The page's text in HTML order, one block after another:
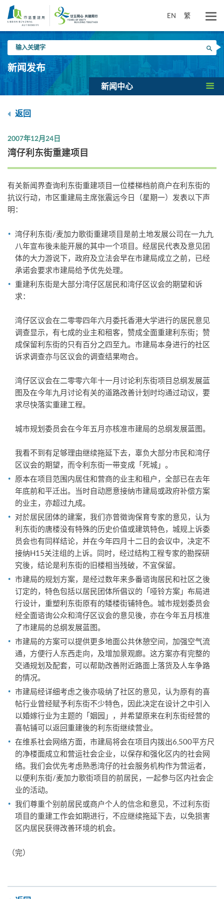
要
EN 繁
入
关
键
搜寻
新闻发布
新闻中心
返回
2007年12月24日
湾仔利东街重建项目
有关新闻界查询利东街重建项目一位楼梯档前商户在利东街的
抗议行动，市区重建局主席张震远今日（星期一）发表以下声
明：
湾仔利东街/麦加力歌街重建项目是前土地发展公司在一九九
八年宣布後未能开展的其中一个项目。经居民代表及意见团
体的大力游说下，政府及立法会早在市建局成立之前，已经
承诺会要求市建局给予优先处理。
重建利东街是大部分湾仔区居民和湾仔区议会的期望和诉
求：
湾仔区议会在二零零四年六月委托香港大学进行的居民意见
调查显示，有七成的业主和租客，赞成全面重建利东街；赞
成保留利东街的只有百分之四至九。市建局本身进行的社区
诉求调查亦与区议会的调查结果吻合。
湾仔区议会在二零零六年十一月讨论利东街项目总纲发展蓝
图及在今年九月讨论有关的道路改善计划时均通过动议，要
求尽快落实重建工程。
城市规划委员会在今年五月亦核准市建局的总纲发展蓝图。
我看不到有足够理由继续拖延下去，辜负大部分市民和湾仔
区议会的期望，而令利东街一带变成「死城」。
原本在项目范围内居住和营商的业主和租户，全部已在去年
年底前和平迁出。当时自动愿意接纳市建局或政府补偿方案
的业主，亦超过九成。
对於居民团体的建案，我们亦曾徵询保育专家的意见，认为
利东街的唐楼没有特殊的历史价值或建筑特色，城规上诉委
员会也有同样结论，并在今年四月十二日的会议中，决定不
接纳H15关注组的上诉。同时，经过结构工程专家的勘探研
究後，结论是利东街的旧楼相当残破，不宜保留。
市建局的规划方案，是经过数年来多番谘询居民和社区之後
订定的，特色包括以居民团体所倡议的「哑铃方案」布局进
行设计，重塑利东街原有的矮楼街铺特色。城市规划委员会
经全面谘询公众和湾仔区议会的意见後，亦在今年五月核准
了市建局的总纲发展蓝图。
市建局的方案可以提供更多地面公共休憩空间，加强空气流
通，方便行人东西走向，及增加景观廊。这方案亦有完整的
交通规划及配套，可以帮助改善附近路面上落货及人车争路
的情况。
市建局经详细考虑之後亦吸纳了社区的意见，认为原有的喜
帖行业曾经赋予利东街不少特色，因此决定在设计之中引入
以婚嫁行业为主题的「姻园」，并希望原来在利东街经营的
喜帖铺可以返回重建後的利东街继续营业。
在维系社会网络方面，市建局将会在项目内拨出6,500平方尺
的净楼面成立和营运社会企业，以保存和强化区内的社会网
络。我们会优先考虑熟悉湾仔的社会服务机构作为营运者，
以便利东街/麦加力歌街项目的前居民，一起参与区内社会企
业的活动。
我们尊重个别前居民或商户个人的信念和意见，不过利东街
项目的重建工作会如期进行，不应继续拖延下去，以免损害
区内居民获得改善环境的机会。
（完）